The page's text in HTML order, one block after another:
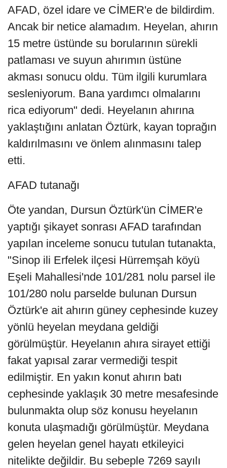
AFAD, özel idare ve CİMER'e de bildirdim.
Ancak bir netice alamadım. Heyelan, ahırın
15 metre üstünde su borularının sürekli
patlaması ve suyun ahırımın üstüne
akması sonucu oldu. Tüm ilgili kurumlara
sesleniyorum. Bana yardımcı olmalarını
rica ediyorum" dedi. Heyelanın ahırına
yaklaştığını anlatan Öztürk, kayan toprağın
kaldırılmasını ve önlem alınmasını talep
etti.
AFAD tutanağı
Öte yandan, Dursun Öztürk'ün CİMER'e
yaptığı şikayet sonrası AFAD tarafından
yapılan inceleme sonucu tutulan tutanakta,
"Sinop ili Erfelek ilçesi Hürremşah köyü
Eşeli Mahallesi'nde 101/281 nolu parsel ile
101/280 nolu parselde bulunan Dursun
Öztürk'e ait ahırın güney cephesinde kuzey
yönlü heyelan meydana geldiği
görülmüştür. Heyelanın ahıra sirayet ettiği
fakat yapısal zarar vermediği tespit
edilmiştir. En yakın konut ahırın batı
cephesinde yaklaşık 30 metre mesafesinde
bulunmakta olup söz konusu heyelanın
konuta ulaşmadığı görülmüştür. Meydana
gelen heyelan genel hayatı etkileyici
nitelikte değildir. Bu sebeple 7269 sayılı